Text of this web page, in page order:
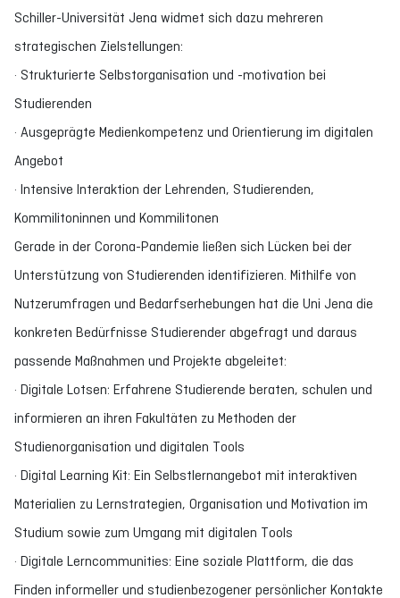
Schiller-Universität Jena widmet sich dazu mehreren
strategischen Zielstellungen:
· Strukturierte Selbstorganisation und -motivation bei
Studierenden
· Ausgeprägte Medienkompetenz und Orientierung im digitalen
Angebot
· Intensive Interaktion der Lehrenden, Studierenden,
Kommilitoninnen und Kommilitonen
Gerade in der Corona-Pandemie ließen sich Lücken bei der
Unterstützung von Studierenden identifizieren. Mithilfe von
Nutzerumfragen und Bedarfserhebungen hat die Uni Jena die
konkreten Bedürfnisse Studierender abgefragt und daraus
passende Maßnahmen und Projekte abgeleitet:
· Digitale Lotsen: Erfahrene Studierende beraten, schulen und
informieren an ihren Fakultäten zu Methoden der
Studienorganisation und digitalen Tools
· Digital Learning Kit: Ein Selbstlernangebot mit interaktiven
Materialien zu Lernstrategien, Organisation und Motivation im
Studium sowie zum Umgang mit digitalen Tools
· Digitale Lerncommunities: Eine soziale Plattform, die das
Finden informeller und studienbezogener persönlicher Kontakte